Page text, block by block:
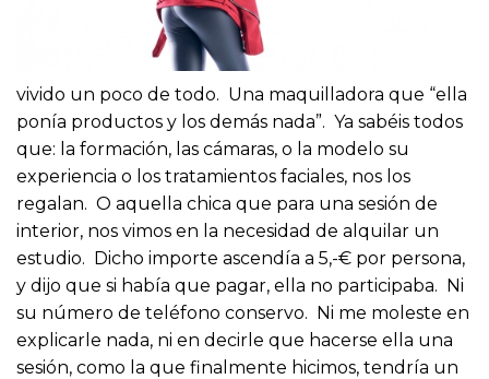
vivido un poco de todo. Una maquilladora que “ella
ponía productos y los demás nada”. Ya sabéis todos
que: la formación, las cámaras, o la modelo su
experiencia o los tratamientos faciales, nos los
regalan. O aquella chica que para una sesión de
interior, nos vimos en la necesidad de alquilar un
estudio. Dicho importe ascendía a 5,-€ por persona,
y dijo que si había que pagar, ella no participaba. Ni
su número de teléfono conservo. Ni me moleste en
explicarle nada, ni en decirle que hacerse ella una
sesión, como la que finalmente hicimos, tendría un